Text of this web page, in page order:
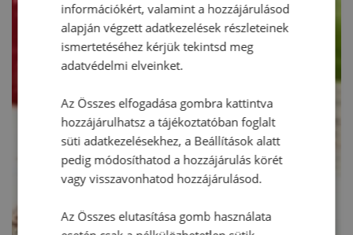
információkért, valamint a hozzájárulásod
alapján végzett adatkezelések részleteinek
ismertetéséhez kérjük tekintsd meg
adatvédelmi elveinket.
Az Összes elfogadása gombra kattintva
hozzájárulhatsz a tájékoztatóban foglalt
süti adatkezelésekhez, a Beállítások alatt
pedig módosíthatod a hozzájárulás körét
vagy visszavonhatod hozzájárulásod.
Az Összes elutasítása gomb használata